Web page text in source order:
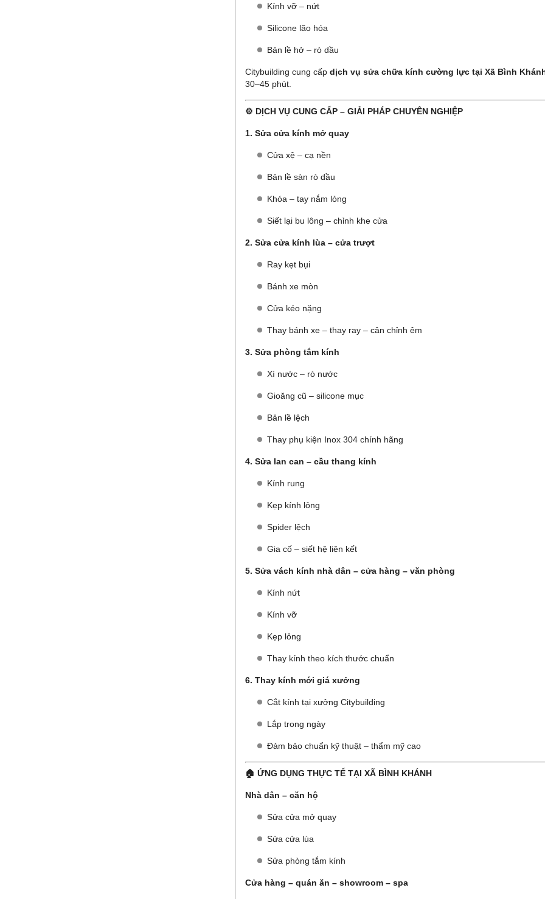
Kính vỡ – nứt
Silicone lão hóa
Bản lề hở – rò dầu
Citybuilding cung cấp dịch vụ sửa chữa kính cường lực tại Xã Bình
30–45 phút.
⚙️ DỊCH VỤ CUNG CẤP – GIẢI PHÁP CHUYÊN NGHIỆP
1. Sửa cửa kính mở quay
Cửa xệ – cạ nền
Bản lề sàn rò dầu
Khóa – tay nắm lỏng
Siết lại bu lông – chỉnh khe cửa
2. Sửa cửa kính lùa – cửa trượt
Ray kẹt bụi
Bánh xe mòn
Cửa kéo nặng
Thay bánh xe – thay ray – cân chỉnh êm
3. Sửa phòng tắm kính
Xì nước – rò nước
Gioăng cũ – silicone mục
Bản lề lệch
Thay phụ kiện Inox 304 chính hãng
4. Sửa lan can – cầu thang kính
Kính rung
Kẹp kính lỏng
Spider lệch
Gia cố – siết hệ liên kết
5. Sửa vách kính nhà dân – cửa hàng – văn phòng
Kính nứt
Kính vỡ
Kẹp lỏng
Thay kính theo kích thước chuẩn
6. Thay kính mới giá xưởng
Cắt kính tại xưởng Citybuilding
Lắp trong ngày
Đảm bảo chuẩn kỹ thuật – thẩm mỹ cao
🏠 ỨNG DỤNG THỰC TẾ TẠI XÃ BÌNH KHÁNH
Nhà dân – căn hộ
Sửa cửa mở quay
Sửa cửa lùa
Sửa phòng tắm kính
Cửa hàng – quán ăn – showroom – spa